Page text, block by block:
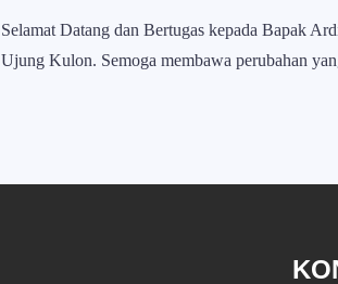
Selamat Datang dan Bertugas kepada Bapak
Ujung Kulon. Semoga membawa perubahan